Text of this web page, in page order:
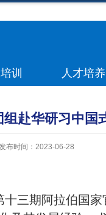
训 人才培养
赴华研习中国
布时间：2023-06-28
三期阿拉伯国